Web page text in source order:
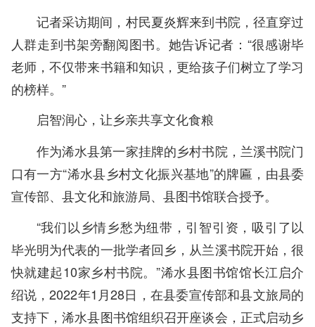
记者采访期间，村民夏炎辉来到书院，径直穿过
人群走到书架旁翻阅图书。她告诉记者：“很感谢毕
老师，不仅带来书籍和知识，更给孩子们树立了学习
的榜样。”
启智润心，让乡亲共享文化食粮
作为浠水县第一家挂牌的乡村书院，兰溪书院门
口有一方“浠水县乡村文化振兴基地”的牌匾，由县委
宣传部、县文化和旅游局、县图书馆联合授予。
“我们以乡情乡愁为纽带，引智引资，吸引了以
毕光明为代表的一批学者回乡，从兰溪书院开始，很
快就建起10家乡村书院。”浠水县图书馆馆长江启介
绍说，2022年1月28日，在县委宣传部和县文旅局的
支持下，浠水县图书馆组织召开座谈会，正式启动乡